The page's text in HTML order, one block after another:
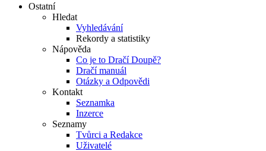
Ostatní
Hledat
Vyhledávání
Rekordy a statistiky
Nápověda
Co je to Dračí Doupě?
Dračí manuál
Otázky a Odpovědi
Kontakt
Seznamka
Inzerce
Seznamy
Tvůrci a Redakce
Uživatelé